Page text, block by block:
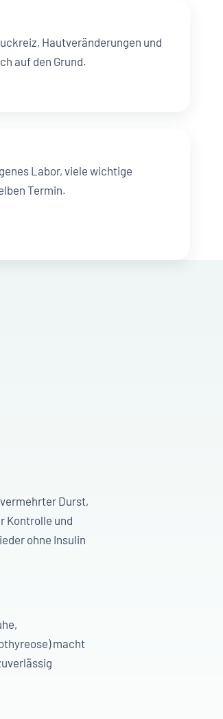
Hautveränderungen und
auf den Grund.
Labor, viele wichtige
Termin.
Durst,
Kontrolle und
ohne Insulin
macht